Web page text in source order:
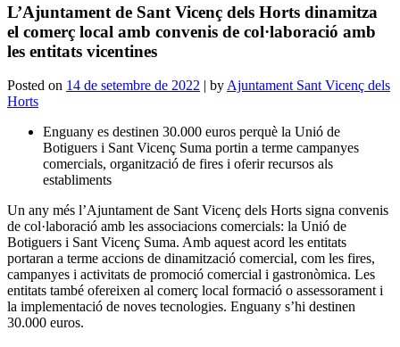
L’Ajuntament de Sant Vicenç dels Horts dinamitza
el comerç local amb convenis de col·laboració amb
les entitats vicentines
Posted on 14 de setembre de 2022 | byAjuntament Sant Vicenç dels
Horts
Enguany es destinen 30.000 euros perquè la Unió de
Botiguers i Sant Vicenç Suma portin a terme campanyes
comercials, organització de fires i oferir recursos als
establiments
Un any més l’Ajuntament de Sant Vicenç dels Horts signa convenis
de col·laboració amb les associacions comercials: la Unió de
Botiguers i Sant Vicenç Suma. Amb aquest acord les entitats
portaran a terme accions de dinamització comercial, com les fires,
campanyes i activitats de promoció comercial i gastronòmica. Les
entitats també ofereixen al comerç local formació o assessorament i
la implementació de noves tecnologies. Enguany s’hi destinen
30.000 euros.